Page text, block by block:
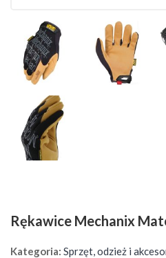
Rękawice Mechanix
Kategoria: Sprzęt, odzież i